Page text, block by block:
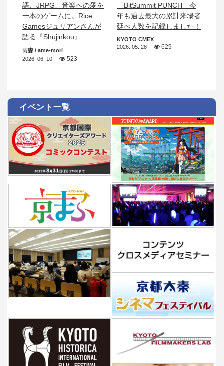
語、JRPG、音楽への愛を
一本のゲームに。Rice
Gamesジュリアンさんが
語る『Shujinkou』
雨森 / ame-mori
2026. 06. 10
523
「BitSummit PUNCH」今
年も過去最大の累計来場者
延べ人数を記録しました！
KYOTO CMEX
2026. 05. 28
629
イベント一覧